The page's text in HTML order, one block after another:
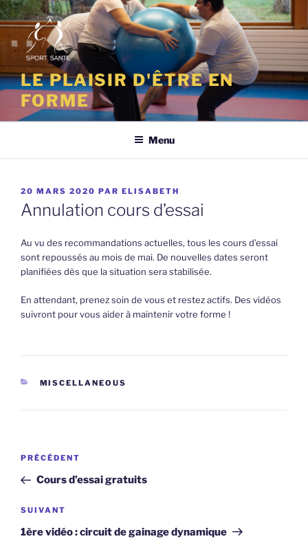
Aller
au
contenu
principal
LE PLAISIR D'ÊTRE EN
FORME
Menu
PUBLIÉ
LE
20 MARS 2020 PAR ELISABETH
Annulation cours d’essai
Au vu des recommandations actuelles, tous les cours d’essai
sont repoussés au mois de mai. De nouvelles dates seront
planifiées dès que la situation sera stabilisée.
En attendant, prenez soin de vous et restez actifs. Des vidéos
suivront pour vous aider à maintenir votre forme !
CATÉGORIES
MISCELLANEOUS
Navigation
l’article
Article
précédent
PRÉCÉDENT
Cours d’essai gratuits
Article
suivant
SUIVANT
1ère vidéo : circuit de gainage dynamique